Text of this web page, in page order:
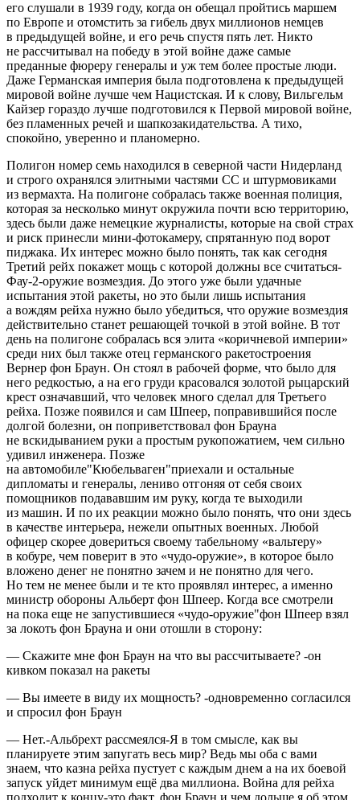
его слушали в 1939 году, когда он обещал пройтись маршем
по Европе и отомстить за гибель двух миллионов немцев
в предыдущей войне, и его речь спустя пять лет. Никто
не рассчитывал на победу в этой войне даже самые
преданные фюреру генералы и уж тем более простые люди.
Даже Германская империя была подготовлена к предыдущей
мировой войне лучше чем Нацистская. И к слову, Вильгельм
Кайзер гораздо лучше подготовился к Первой мировой войне,
без пламенных речей и шапкозакидательства. А тихо,
спокойно, уверенно и планомерно.
Полигон номер семь находился в северной части Нидерланд
и строго охранялся элитными частями СС и штурмовиками
из вермахта. На полигоне собралась также военная полиция,
которая за несколько минут окружила почти всю территорию,
здесь были даже немецкие журналисты, которые на свой страх
и риск принесли мини-фотокамеру, спрятанную под ворот
пиджака. Их интерес можно было понять, так как сегодня
Третий рейх покажет мощь с которой должны все считаться-
Фау-2-оружие возмездия. До этого уже были удачные
испытания этой ракеты, но это были лишь испытания
а вождям рейха нужно было убедиться, что оружие возмездия
действительно станет решающей точкой в этой войне. В тот
день на полигоне собралась вся элита «коричневой империи»
среди них был также отец германского ракетостроения
Вернер фон Браун. Он стоял в рабочей форме, что было для
него редкостью, а на его груди красовался золотой рыцарский
крест означавший, что человек много сделал для Третьего
рейха. Позже появился и сам Шпеер, поправившийся после
долгой болезни, он поприветствовал фон Брауна
не вскидыванием руки а простым рукопожатием, чем сильно
удивил инженера. Позже
на автомобиле"Кюбельваген"приехали и остальные
дипломаты и генералы, лениво отгоняя от себя своих
помощников подававшим им руку, когда те выходили
из машин. И по их реакции можно было понять, что они здесь
в качестве интерьера, нежели опытных военных. Любой
офицер скорее довериться своему табельному «вальтеру»
в кобуре, чем поверит в это «чудо-оружие», в которое было
вложено денег не понятно зачем и не понятно для чего.
Но тем не менее были и те кто проявлял интерес, а именно
министр обороны Альберт фон Шпеер. Когда все смотрели
на пока еще не запустившиеся «чудо-оружие"фон Шпеер взял
за локоть фон Брауна и они отошли в сторону:
— Скажите мне фон Браун на что вы рассчитываете? -он
кивком показал на ракеты
— Вы имеете в виду их мощность? -одновременно согласился
и спросил фон Браун
— Нет.-Альбрехт рассмеялся-Я в том смысле, как вы
планируете этим запугать весь мир? Ведь мы оба с вами
знаем, что казна рейха пустует с каждым днем а на их боевой
запуск уйдет минимум ещё два миллиона. Война для рейха
подходит к концу-это факт, фон Браун и чем дольше я об этом